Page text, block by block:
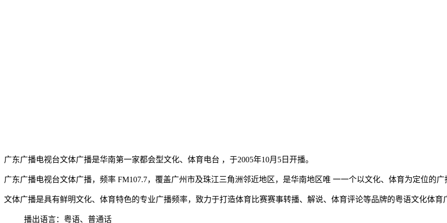
广东广播电视台文体广播是华南第一家都会型文化、体育电台 ，于2005年10月5日开播。
广东广播电视台文体广播，频率 FM107.7，覆盖广州市及珠江三角洲邻近地区，是华南地区唯 一一个以文化、体育为定位的广
文体广播是具有鲜明文化、体育特色的专业广播频率，致力于打造体育比赛赛事转播、解说、体育评论等品牌的粤语文化体育
播出语言：粤语、普通话